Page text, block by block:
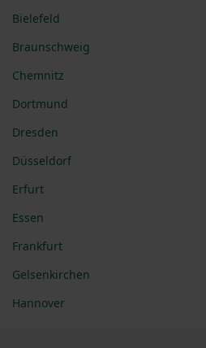
Bielefeld
Braunschweig
Chemnitz
Dortmund
Dresden
Düsseldorf
Erfurt
Essen
Frankfurt
Gelsenkirchen
Hannover